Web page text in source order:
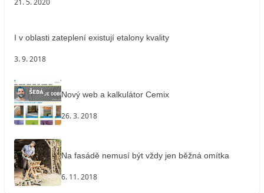
I v oblasti zateplení existují etalony kvality
3. 9. 2018
Nový web a kalkulátor Cemix
26. 3. 2018
Na fasádě nemusí být vždy jen běžná omítka
6. 11. 2018